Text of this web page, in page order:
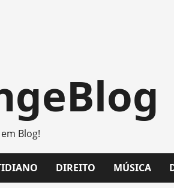
Blog!
DIREITO MÚSICA